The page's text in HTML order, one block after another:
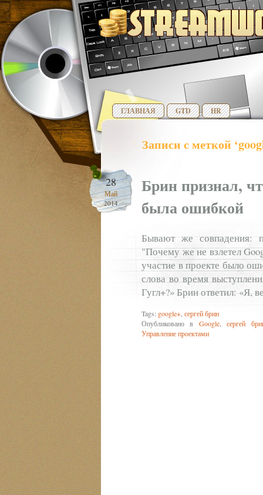
ГЛАВНАЯ GTD HR
Записи с меткой
28
Май
2014
Брин признал,
была ошибкой
Бывают же совпадения:
"Почему же не взлетел
участие в проекте было
слова во время
Гугл+?» Брин ответил: «Я,
Tags: google+ сергей брин
Опубликовано в Google,сергей
Управление проектами